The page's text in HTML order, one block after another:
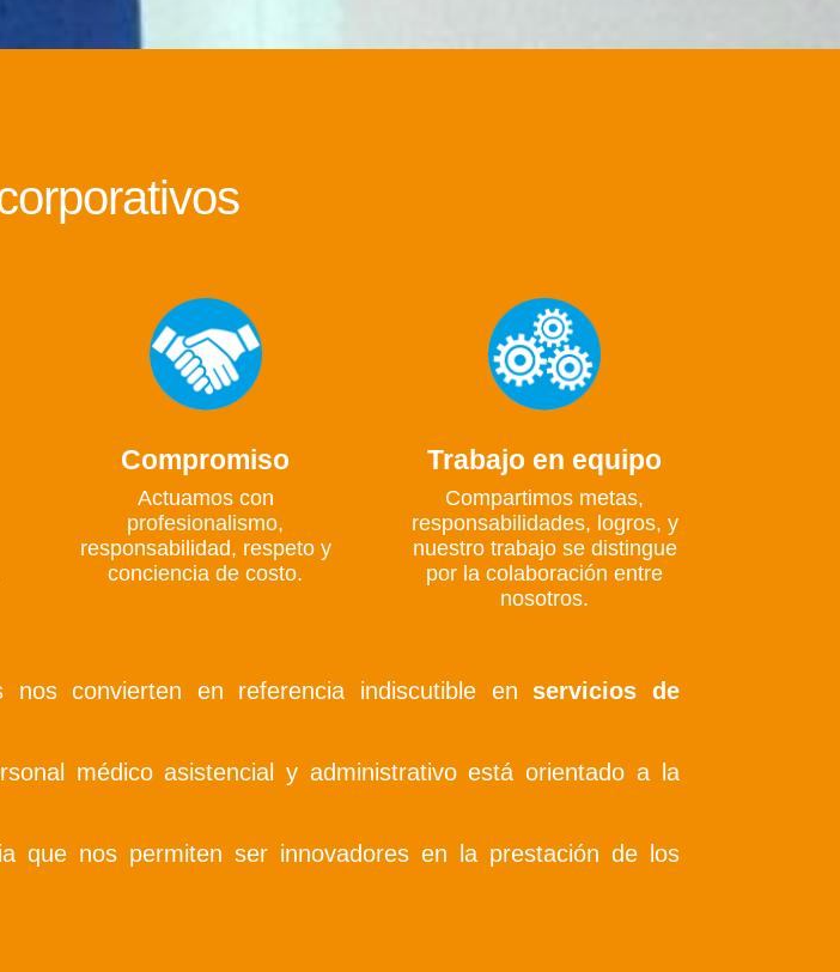
Compromiso
Actuamos con
profesionalismo,
responsabilidad, respeto y
conciencia de costo.
Trabajo en equipo
Compartimos metas,
responsabilidades, logros, y
nuestro trabajo se distingue
por la colaboración entre
nosotros.
nos convierten en referencia indiscutible enservicios de
médico asistencial y administrativo está orientado a la
que nos permiten ser innovadores en la prestación de los